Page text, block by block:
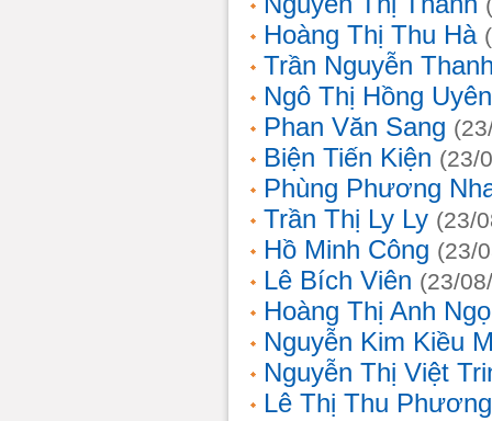
Hoàng Thị Thu Hà
Trần Nguyễn
Ngô Thị Hồng Uyên
Phan Văn Sang
Biện Tiến Kiện (23/
Phùng Phương
Trần Thị Ly Ly (23/
Hồ Minh Công (23/
Lê Bích Viên (23/
Hoàng Thị Anh
Nguyễn Kim Kiều
Nguyễn Thị Việt
Lê Thị Thu Phương